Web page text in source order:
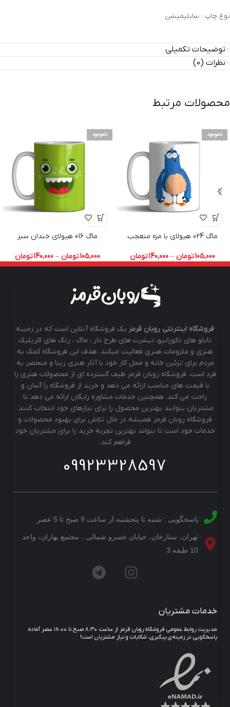
نوع چاپ : سابلیمیشن
توضیحات تکمیلی
نظرات (0)
محصولات مرتبط
ناموجود
ماگ 024 هیولای با مزه متعجب
105,000تومان –
140,000تومان
ناموجود
ماگ 016 هیولای خندان سبز
105,000تومان –
140,000تومان
فروشگاه اینترنتی روبان قرمز یک فروشگاه آنلاین است که در زمینه
تابلو های دکوراتیو، تیشرت های طرح دار ، ماگ ، رنگ های اکریلیک
هنری و ملزومات هنری فعالیت میکند. هدف این فروشگاه کمک به
مردم برای تزئین خانه و محل کار خود با آثار هنری زیبا و منحصر به
فرد است. فروشگاه روبان قرمز طیف گسترده ای از محصولات هنری را
با قیمت های مناسب ارائه می دهد و خرید از فروشگاه را آسان و
راحت می کند. همچنین خدمات مشاوره رایگان ارائه می دهد تا
مشتریان بتوانند بهترین محصول را برای نیازهای خود انتخاب کنند.
فروشگاه روبان قرمز همیشه در حال تلاش برای بهبود محصولات و
خدمات خود است تا بتواند بهترین تجربه خرید را برای مشتریان خود
فراهم کند.
09923328597
پاسخگویی : شنبه تا پنجشنبه از ساعت 9 صبح تا 5 عصر
تهران، ستارخان، خیابان خسرو شمالی ، مجتمع بهاران، واحد
10 طبقه 3
خدمات مشتریان
مدیریت روابط عمومی فروشگاه روبان قرمز از ساعت ۸:۳۰ صبح تا ۱۸:۰۰ عصر آماده
پاسخگویی در زمینه‌ی پیگیری، شکایات و نیاز مشتریان است!